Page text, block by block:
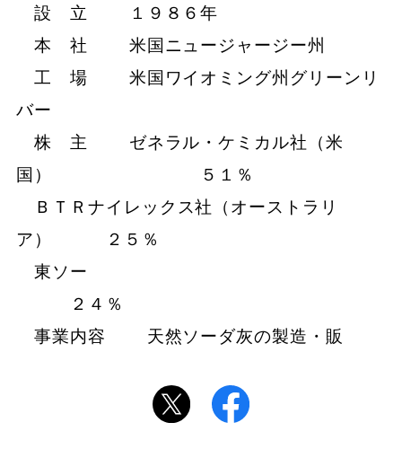
設 立 １９８６年
本 社 米国ニュージャージー州
工 場 米国ワイオミング州グリーンリ
バー
株 主 ゼネラル・ケミカル社（米
国） ５１％
ＢＴＲナイレックス社（オーストラリ
ア） ２５％
東ソー
２４％
事業内容 天然ソーダ灰の製造・販